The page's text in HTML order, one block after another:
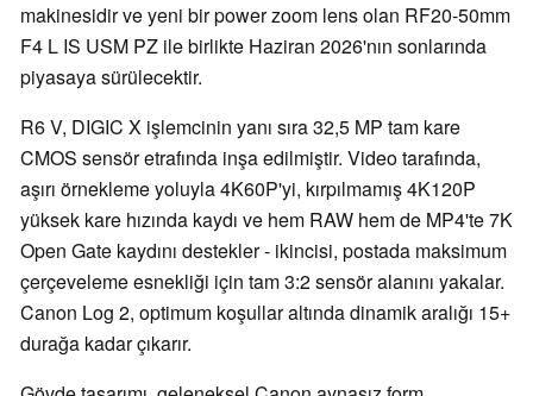
makinesidir ve yeni bir power zoom lens olan RF20-50mm
F4 L IS USM PZ ile birlikte Haziran 2026'nın sonlarında
piyasaya sürülecektir.
R6 V, DIGIC X işlemcinin yanı sıra 32,5 MP tam kare
CMOS sensör etrafında inşa edilmiştir. Video tarafında,
aşırı örnekleme yoluyla 4K60P'yi, kırpılmamış 4K120P
yüksek kare hızında kaydı ve hem RAW hem de MP4'te 7K
Open Gate kaydını destekler - ikincisi, postada maksimum
çerçeveleme esnekliği için tam 3:2 sensör alanını yakalar.
Canon Log 2, optimum koşullar altında dinamik aralığı 15+
durağa kadar çıkarır.